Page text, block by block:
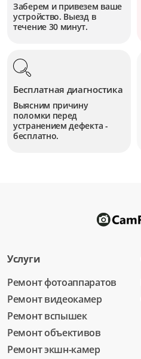
Заберем и привезем ваше
устройство. Выезд в
течение 30 минут.
Бесплатная диагностика
Выясним причину
поломки перед
устранением дефекта -
бесплатно.
Услуги
Ремонт фотоаппаратов
Ремонт видеокамер
Ремонт вспышек
Ремонт объективов
Ремонт экшн-камер